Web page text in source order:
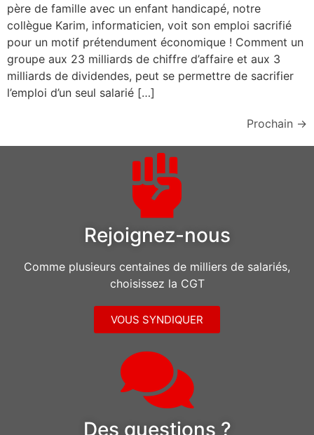
père de famille avec un enfant handicapé, notre
collègue Karim, informaticien, voit son emploi sacrifié
pour un motif prétendument économique ! Comment un
groupe aux 23 milliards de chiffre d’affaire et aux 3
milliards de dividendes, peut se permettre de sacrifier
l’emploi d’un seul salarié […]
Prochain →
Rejoignez-nous
Comme plusieurs centaines de milliers de salariés,
choisissez la CGT
VOUS SYNDIQUER
Des questions ?